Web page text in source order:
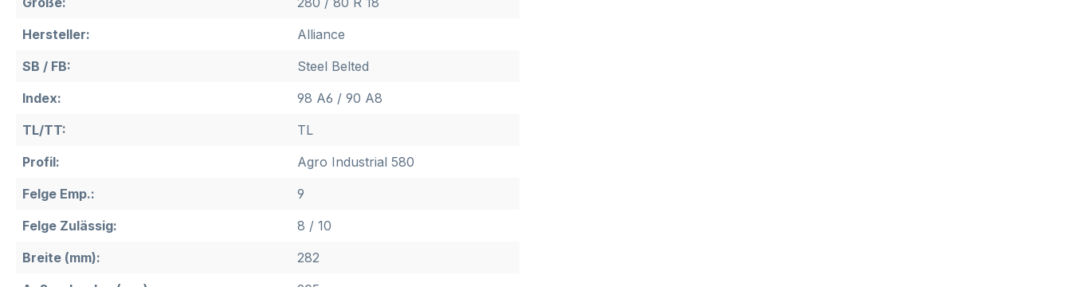
Hersteller:
Alliance
SB / FB:
Steel Belted
Index:
98 A6 / 90 A8
TL/TT:
TL
Profil:
Agro Industrial 580
Felge Emp.:
9
Felge Zulässig:
8 / 10
Breite (mm):
282